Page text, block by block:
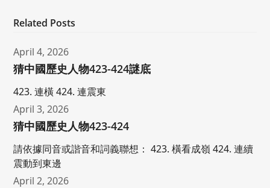
Related Posts
April 4, 2026
猜中國歷史人物423-424謎底
423. 連橫 424. 連震東
April 3, 2026
猜中國歷史人物423-424
請依據同音或諧音和詞義聯想： 423. 橫看成嶺 424. 連續
震動到東邊
April 2, 2026